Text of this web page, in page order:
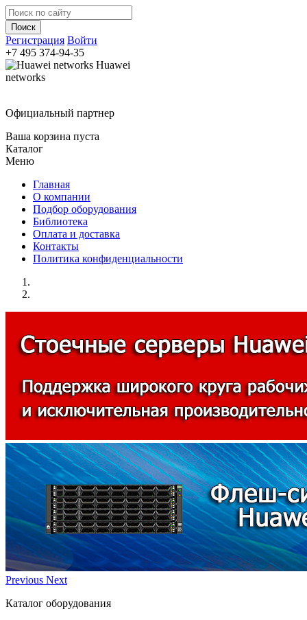
Регистрация Войти
+7 495 374-94-35
Huawei
networks
Официальный партнер
Ваша корзина пуста
Каталог
Меню
Главная
О компании
Подбор оборудования
Библиотека
Оплата и доставка
Контакты
Политика конфиденциальности
Previous Next
Каталог оборудования